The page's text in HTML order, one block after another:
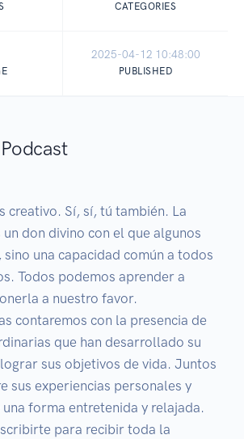
CATEGORIES
2025-04-12 10:48:00
PUBLISHED
creativo. Sí, sí, tú también. La
don divino con el que algunos
sino una capacidad común a todos
Todos podemos aprender a
a nuestro favor.
contaremos con la presencia de
que han desarrollado su
sus objetivos de vida. Juntos
sus experiencias personales y
forma entretenida y relajada.
para recibir toda la